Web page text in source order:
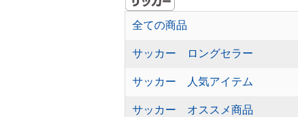
全ての商品
サッカー ロングセラー
サッカー 人気アイテム
サッカー オススメ商品